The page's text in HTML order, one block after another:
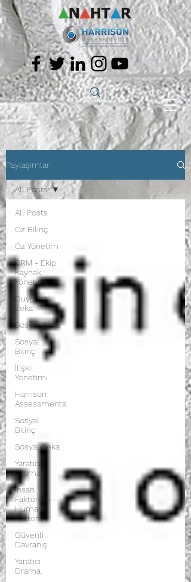
Paylaşımlar
All Posts
Öz Bilinç
Öz Yönetim
CRM - Ekip
Kaynak
Yönetimi
Duygusal
Zeka
Sosyal Zeka
Sosyal
Bilinç
İlişki
Yönetimi
Harrison
Assessments
Sosyal
Bilinç
Sosyal Zeka
Yaratıcı
Drama
İnsan
Faktörleri -
Human
Factors
Güvenli
Davranış
Yaratıcı
Drama
All Posts